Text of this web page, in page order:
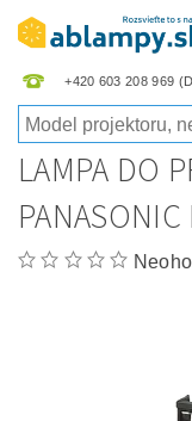
+420 603 208 969
LAMPA DO
PANASONIC